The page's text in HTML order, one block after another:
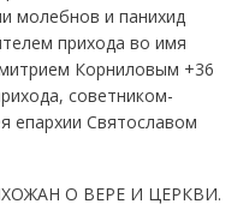
молебнов и панихид
прихода во имя
Корниловым +36
советником-
епархии Святославом
О ВЕРЕ И ЦЕРКВИ.